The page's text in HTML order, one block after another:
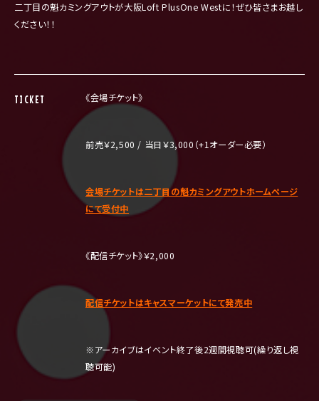
二丁目の魁カミングアウトが大阪Loft PlusOne Westに！ぜひ皆さまお越し
ください！！
TICKET 《会場チケット》
前売￥2,500 / 当日￥3,000（+1オーダー必要）
会場チケットは二丁目の魁カミングアウトホームページ
にて受付中
《配信チケット》￥2,000
配信チケットはキャスマーケットにて発売中
※アーカイブはイベント終了後2週間視聴可(繰り返し視
聴可能)